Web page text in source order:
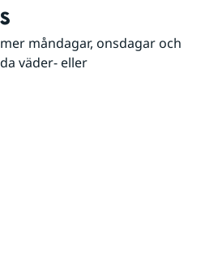
måndagar, onsdagar och
väder- eller